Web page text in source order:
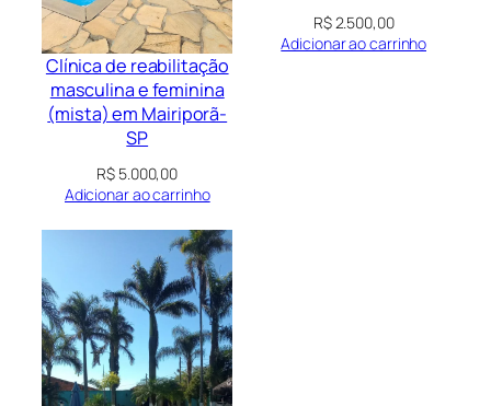
Clínica de reabilitação
masculina e feminina
(mista) em Mairiporã-
SP
R$ 5.000,00
Adicionar ao carrinho
R$2.500,00
Adicionar ao carrinho